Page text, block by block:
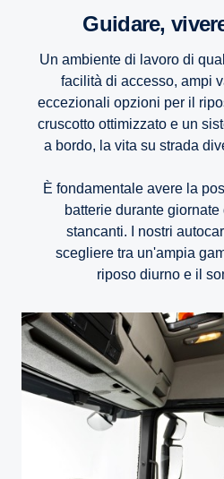
Guidare,
Un ambiente di lavoro di
facilità di accesso, ampi
eccezionali opzioni per il
cruscotto ottimizzato e un
a bordo, la vita su strada
È fondamentale avere la
batterie durante
stancanti. I nostri
scegliere tra un'ampia
riposo diurno e il